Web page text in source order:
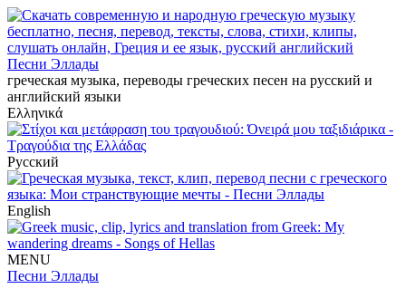
Песни Эллады
греческая музыка, переводы греческих песен на русский и
английский языки
Ελληνικά
Русский
English
MENU
Песни Эллады